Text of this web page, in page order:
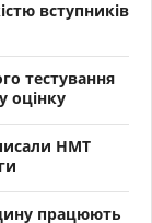
вступників
тестування
оцінку
НМТ
працюють